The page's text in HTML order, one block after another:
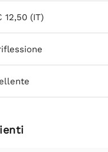
12,50 (IT)